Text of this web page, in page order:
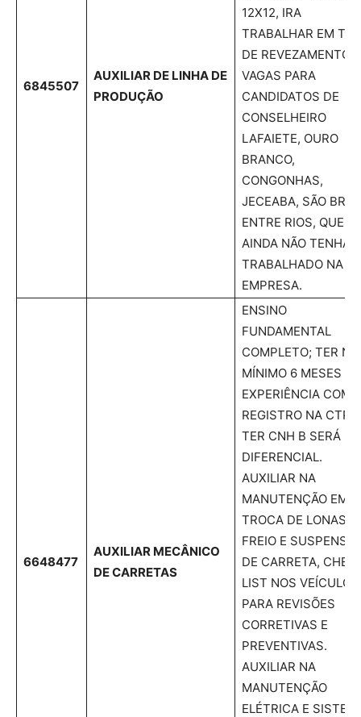
6845507
AUXILIAR DE LINHA DE
PRODUÇÃO
12X12, IRA
TRABALHAR EM
DE REVEZAMENTO,
VAGAS PARA
CANDIDATOS DE
CONSELHEIRO
LAFAIETE, OURO
BRANCO,
CONGONHAS,
JECEABA, SÃO
ENTRE RIOS, QUE
AINDA NÃO TENHAM
TRABALHADO NA
EMPRESA.
6648477
AUXILIAR MECÂNICO
DE CARRETAS
ENSINO
FUNDAMENTAL
COMPLETO; TER NO
MÍNIMO 6 MESES DE
EXPERIÊNCIA COM
REGISTRO NA CTPS.
TER CNH B SERÁ
DIFERENCIAL.
AUXILIAR NA
MANUTENÇÃO EM
TROCA DE LONAS
FREIO E
DE CARRETA,
LIST NOS VEÍCULOS
PARA REVISÕES
CORRETIVAS E
PREVENTIVAS.
AUXILIAR NA
MANUTENÇÃO
ELÉTRICA E